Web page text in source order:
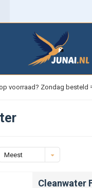
voorraad? Zondag besteld
Meest
Cleanwater